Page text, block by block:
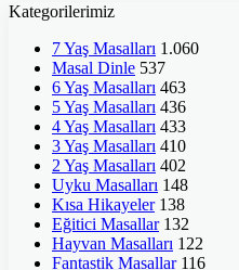
Kategorilerimiz
7 Yaş Masalları 1.060
Masal Dinle 537
6 Yaş Masalları 463
5 Yaş Masalları 436
4 Yaş Masalları 433
3 Yaş Masalları 410
2 Yaş Masalları 402
Uyku Masalları 148
Kısa Hikayeler 138
Eğitici Masallar 132
Hayvan Masalları 122
Fantastik Masallar 116